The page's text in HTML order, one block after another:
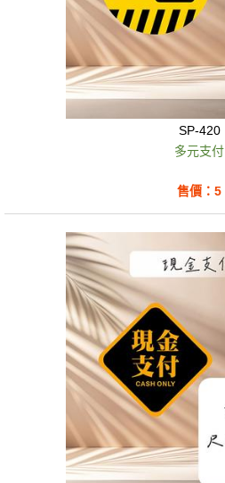
SP-420
多元支付
售價：5